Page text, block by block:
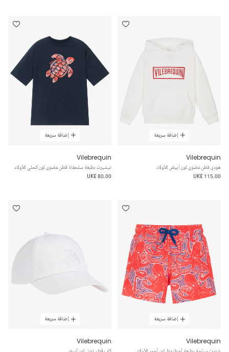
إضافة سريعة
Vilebrequin
هودي قطن عضوي لون أبيض للأولاد
UK£ 115.00
إضافة سريعة
Vilebrequin
تيشيرت بطبعة سلحفاة قطن عضوي لون كحلي للأولاد
UK£ 80.00
إضافة سريعة
Vilebrequin
إضافة سريعة
Vilebrequin